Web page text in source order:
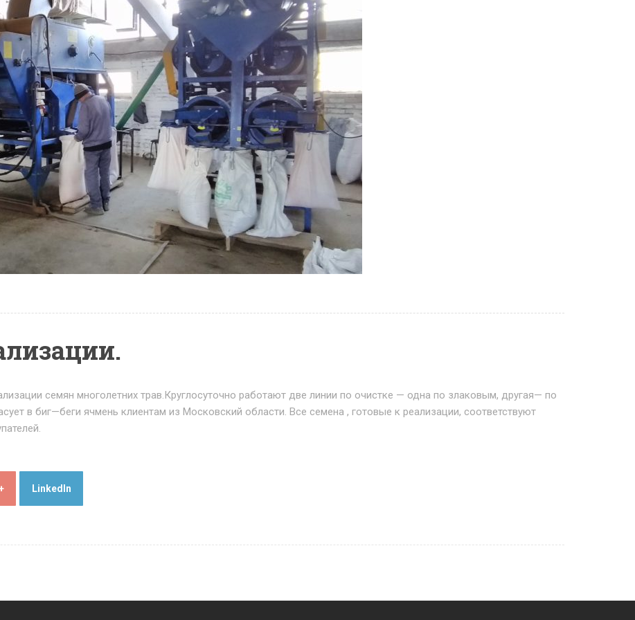
семян многолетних трав.Круглосуточно работают две линии по очистке — одна по злаковым, другая— по
в биг—беги ячмень клиентам из Московский области. Все семена , готовые к реализации, соответствуют
LinkedIn